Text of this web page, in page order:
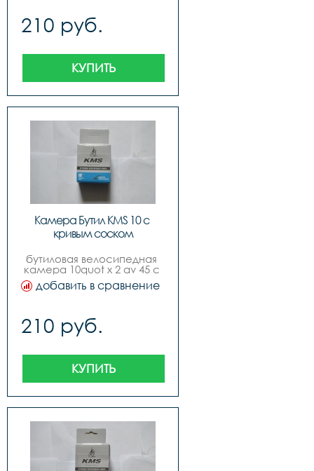
210 руб.
КУПИТЬ
Камера Бутил KMS 10 с
кривым соском
бутиловая велосипедная
камера 10quot x 2 av 45 с
кривым соском, инд.
yпак., русский дизайн,
добавить в сравнение
210 руб.
КУПИТЬ